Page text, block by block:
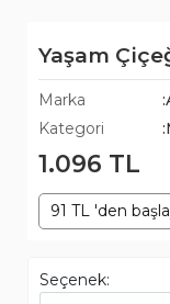
Yaşam
Marka
Kategori
1.096 TL
91 TL 'den
Seçenek: